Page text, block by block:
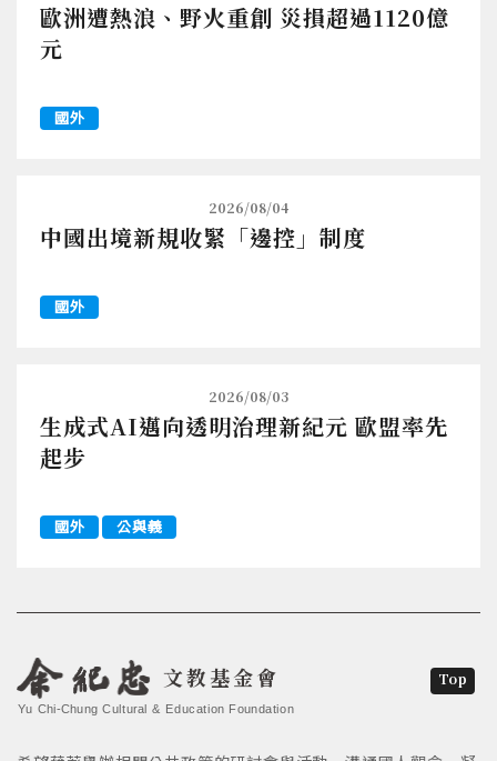
歐洲遭熱浪、野火重創 災損超過1120億
元
國外
2026/08/04
中國出境新規收緊「邊控」制度
國外
2026/08/03
生成式AI邁向透明治理新紀元 歐盟率先
起步
國外 公與義
文教基金會
Yu Chi-Chung Cultural & Education Foundation
Top